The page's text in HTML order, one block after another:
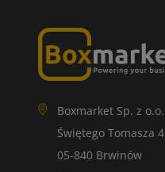
Boxmarket Sp. z o.o.
Świętego Tomasza 4
05-840 Brwinów